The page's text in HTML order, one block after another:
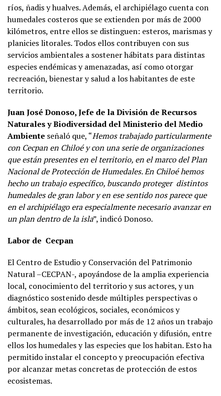
ríos, ñadis y hualves. Además, el archipiélago cuenta con
humedales costeros que se extienden por más de 2000
kilómetros, entre ellos se distinguen: esteros, marismas y
planicies litorales. Todos ellos contribuyen con sus
servicios ambientales a sostener hábitats para distintas
especies endémicas y amenazadas, así como otorgar
recreación, bienestar y salud a los habitantes de este
territorio.
Juan José Donoso, Jefe de la División de Recursos
Naturales y Biodiversidad del Ministerio del Medio
Ambiente señaló que, “Hemos trabajado particularmente
con Cecpan en Chiloé y con una serie de organizaciones
que están presentes en el territorio, en el marco del Plan
Nacional de Protección de Humedales. En Chiloé hemos
hecho un trabajo específico, buscando proteger distintos
humedales de gran labor y en ese sentido nos parece que
en el archipiélago era especialmente necesario avanzar en
un plan dentro de la isla”, indicó Donoso.
Labor de Cecpan
El Centro de Estudio y Conservación del Patrimonio
Natural –CECPAN-, apoyándose de la amplia experiencia
local, conocimiento del territorio y sus actores, y un
diagnóstico sostenido desde múltiples perspectivas o
ámbitos, sean ecológicos, sociales, económicos y
culturales, ha desarrollado por más de 12 años un trabajo
permanente de investigación, educación y difusión, entre
ellos los humedales y las especies que los habitan. Esto ha
permitido instalar el concepto y preocupación efectiva
por alcanzar metas concretas de protección de estos
ecosistemas.